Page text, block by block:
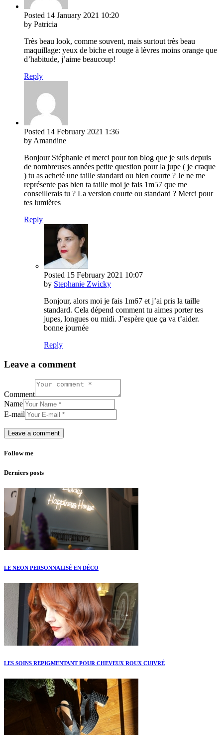
Posted 14 January 2021 10:20
by Patricia
Très beau look, comme souvent, mais surtout très beau
maquillage: yeux de biche et rouge à lèvres moins orange que
d’habitude, j’aime beaucoup!
Reply
Posted 14 February 2021 1:36
by Amandine
Bonjour Stéphanie et merci pour ton blog que je suis depuis
de nombreuses années petite question pour la jupe ( je craque
) tu as acheté une taille standard ou bien courte ? Je ne me
représente pas bien ta taille moi je fais 1m57 que me
conseillerais tu ? La version courte ou standard ? Merci pour
tes lumières
Reply
Posted 15 February 2021 10:07
by Stephanie Zwicky
Bonjour, alors moi je fais 1m67 et j’ai pris la taille
standard. Cela dépend comment tu aimes porter tes
jupes, longues ou midi. J’espère que ça va t’aider.
bonne journée
Reply
Leave a comment
Comment
Name
E-mail
Follow me
Derniers posts
LE NEON PERSONNALISÉ EN DÉCO
LES SOINS REPIGMENTANT POUR CHEVEUX ROUX CUIVRÉ